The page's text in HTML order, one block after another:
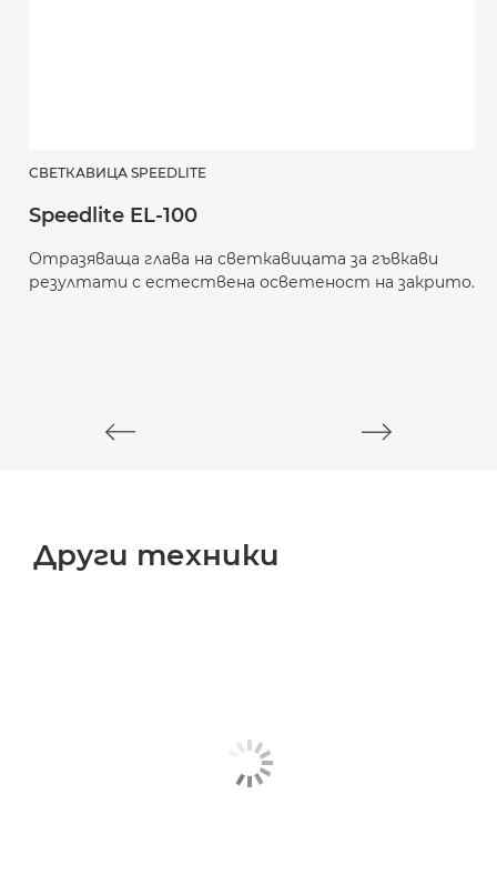
СВЕТКАВИЦА SPEEDLITE
Speedlite EL-100
Отразяваща глава на светкавицата за гъвкави
резултати с естествена осветеност на закрито.
Други техники